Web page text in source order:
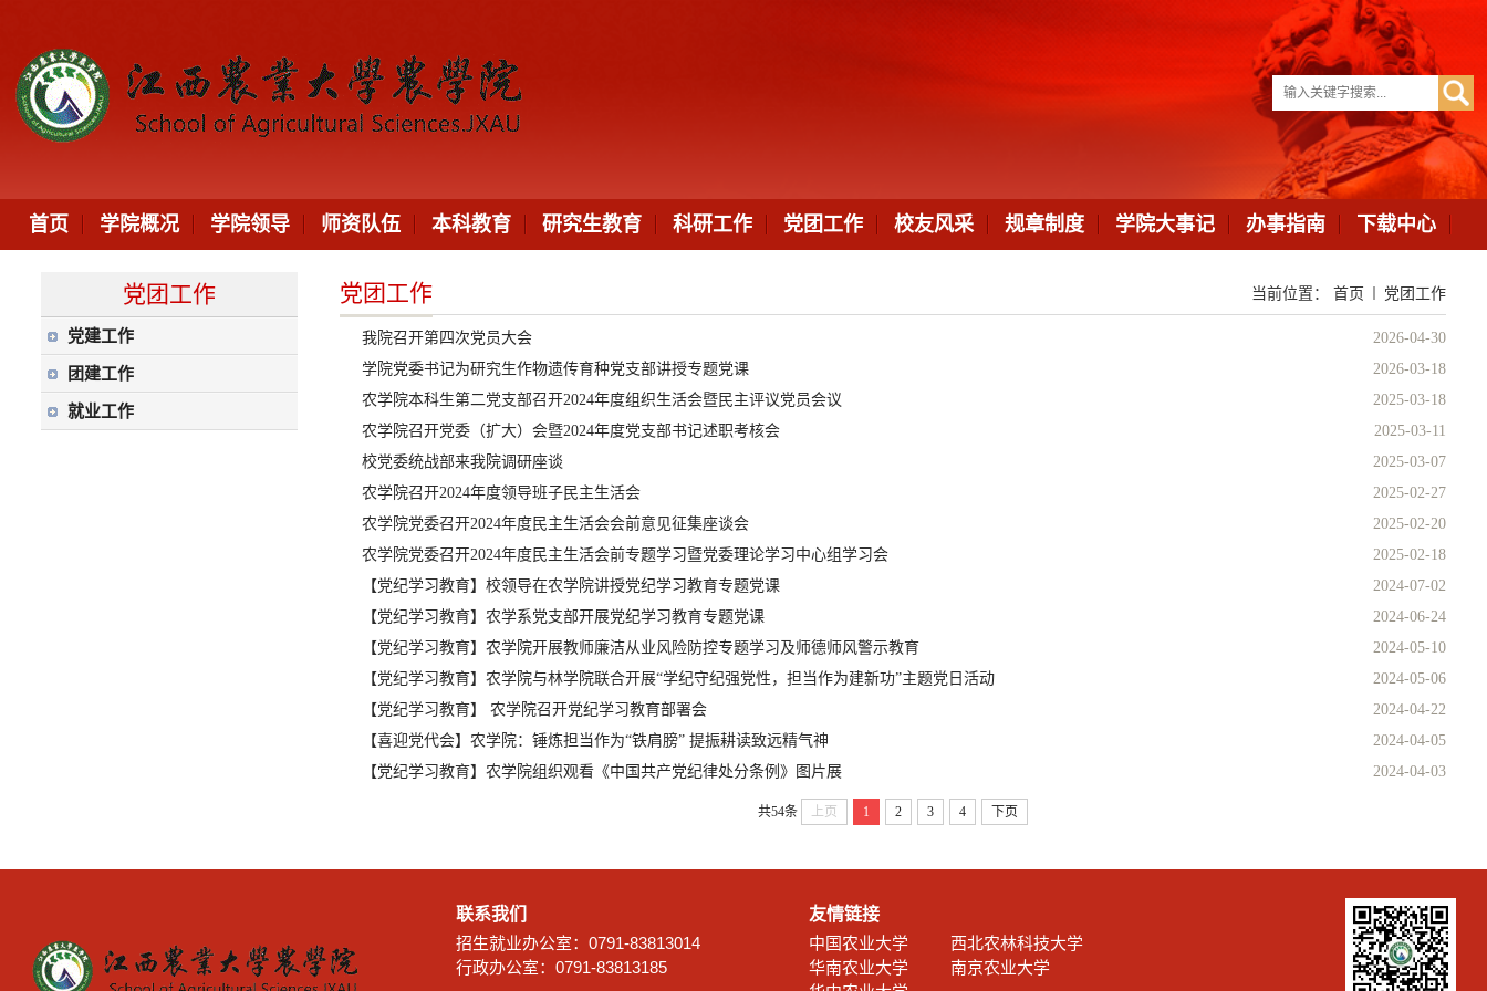
首页 学院概况 学院领导 师资队伍 本科教育 研究生教育 科研工作 党团工作 校友风采 规章制度 学院大事记 办事指南 下载中心
党团工作
党建工作
团建工作
就业工作
党团工作 当前位置： 首页 党团工作
我院召开第四次党员大会
2026-04-30
学院党委书记为研究生作物遗传育种党支部讲授专题党课
2026-03-18
农学院本科生第二党支部召开2024年度组织生活会暨民主评议党员会议
2025-03-18
农学院召开党委（扩大）会暨2024年度党支部书记述职考核会
2025-03-11
校党委统战部来我院调研座谈
2025-03-07
农学院召开2024年度领导班子民主生活会
2025-02-27
农学院党委召开2024年度民主生活会会前意见征集座谈会
2025-02-20
农学院党委召开2024年度民主生活会前专题学习暨党委理论学习中心组学习会
2025-02-18
【党纪学习教育】校领导在农学院讲授党纪学习教育专题党课
2024-07-02
【党纪学习教育】农学系党支部开展党纪学习教育专题党课
2024-06-24
【党纪学习教育】农学院开展教师廉洁从业风险防控专题学习及师德师风警示教育
2024-05-10
【党纪学习教育】农学院与林学院联合开展“学纪守纪强党性，担当作为建新功”主题党日活动
2024-05-06
【党纪学习教育】 农学院召开党纪学习教育部署会
2024-04-22
【喜迎党代会】农学院：锤炼担当作为“铁肩膀” 提振耕读致远精气神
2024-04-05
【党纪学习教育】农学院组织观看《中国共产党纪律处分条例》图片展
2024-04-03
共54条 上页 1 2 3 4 下页
联系我们
招生就业办公室：0791-83813014
行政办公室：0791-83813185
友情链接
中国农业大学
西北农林科技大学
华南农业大学
南京农业大学